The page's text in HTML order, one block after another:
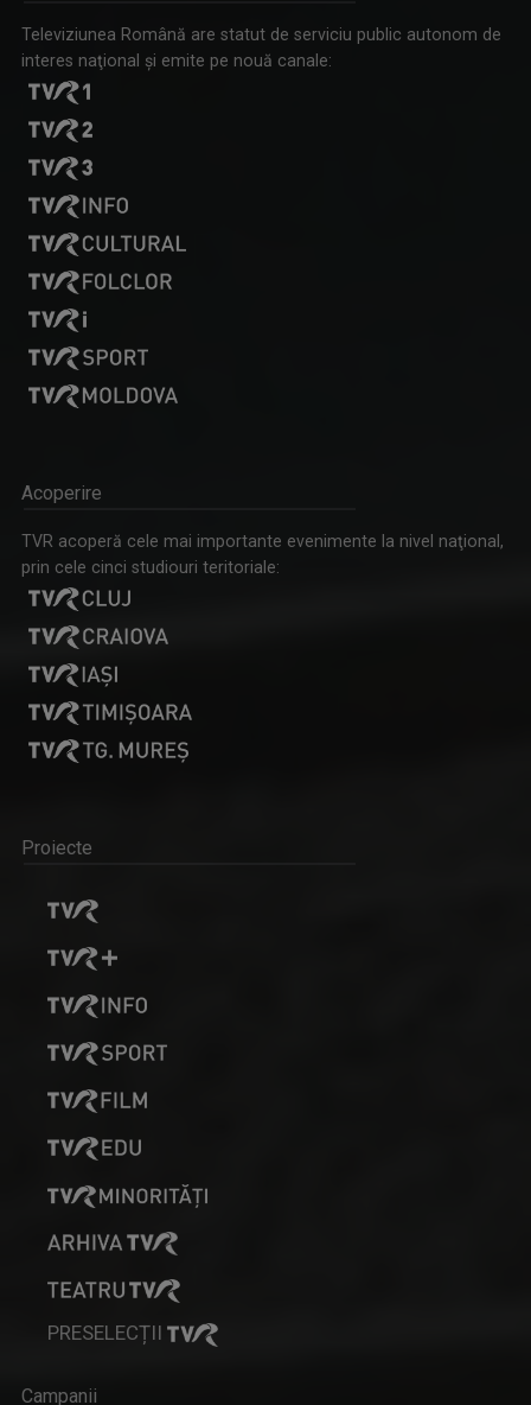
Televiziunea Română are statut de serviciu public autonom de
interes naţional şi emite pe nouă canale:
Acoperire
TVR acoperă cele mai importante evenimente la nivel naţional,
prin cele cinci studiouri teritoriale:
Proiecte
PRESELECȚII
Campanii